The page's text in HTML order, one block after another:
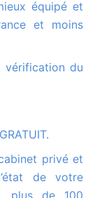
et moins
de votre